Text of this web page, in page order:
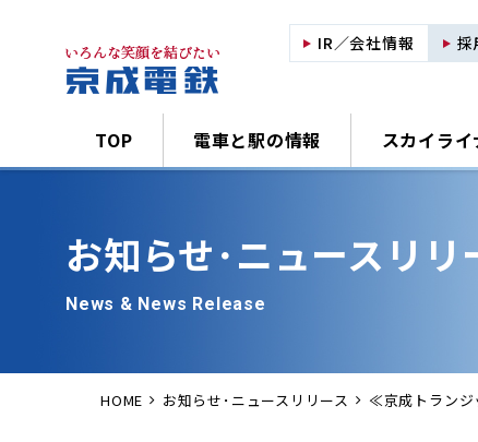
IR／会社情報 採
TOP 電車と駅の情報 スカイラ
お知らせ･ニュースリリ
News & News Release
HOME お知らせ･ニュースリリース ≪京成トランジ